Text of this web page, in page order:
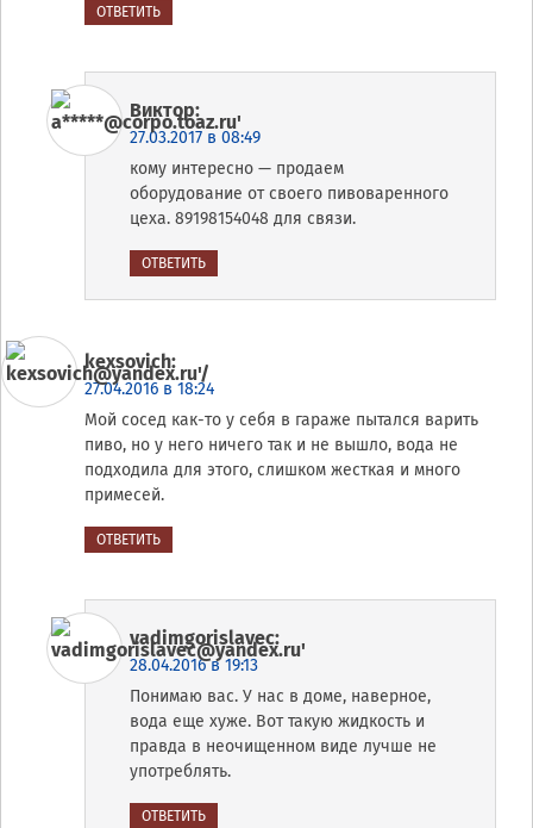
ОТВЕТИТЬ
Виктор:
27.03.2017 в 08:49
кому интересно — продаем
оборудование от своего пивоваренного
цеха. 89198154048 для связи.
ОТВЕТИТЬ
kexsovich:
27.04.2016 в 18:24
Мой сосед как-то у себя в гараже пытался варить
пиво, но у него ничего так и не вышло, вода не
подходила для этого, слишком жесткая и много
примесей.
ОТВЕТИТЬ
vadimgorislavec:
28.04.2016 в 19:13
Понимаю вас. У нас в доме, наверное,
вода еще хуже. Вот такую жидкость и
правда в неочищенном виде лучше не
употреблять.
ОТВЕТИТЬ